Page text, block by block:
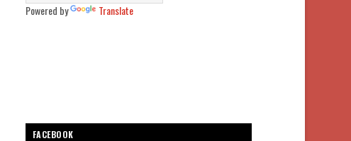
Powered by Translate
FACEBOOK